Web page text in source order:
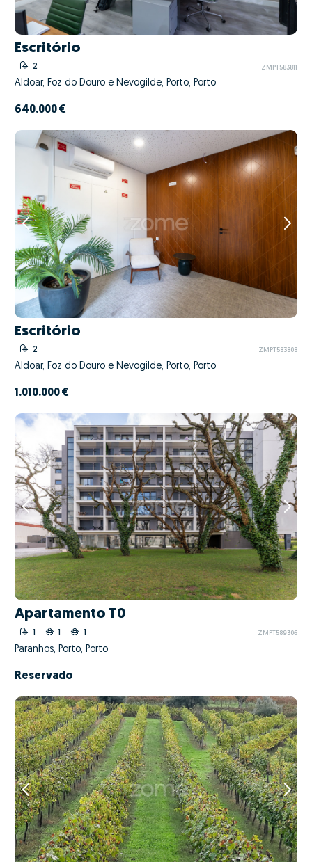
Escritório
2 ZMPT583811
Aldoar, Foz do Douro e Nevogilde, Porto, Porto
640.000 €
Escritório
2 ZMPT583808
Aldoar, Foz do Douro e Nevogilde, Porto, Porto
1.010.000 €
Apartamento T0
1 1 1 ZMPT589306
Paranhos, Porto, Porto
Reservado